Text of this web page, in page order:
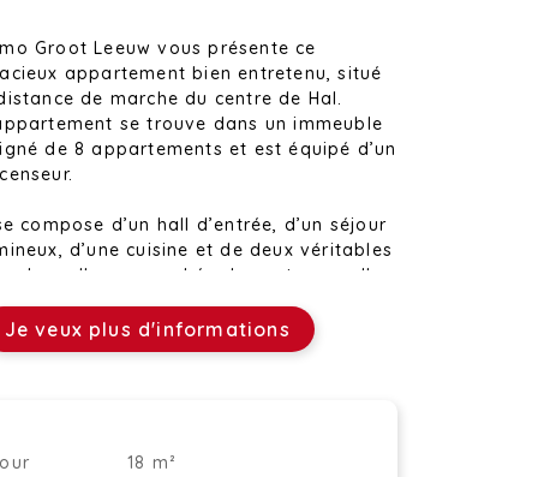
Groot Leeuw vous présente ce
appartement bien entretenu, situé
de marche du centre de Hal.
se trouve dans un immeuble
de 8 appartements et est équipé d’un
compose d’un hall d’entrée, d’un séjour
d’une cuisine et de deux véritables
Il comprend également une salle
dispose en outre d’une cave,
l’appartement est loué à des
Je veux plus d'informations
18 m²